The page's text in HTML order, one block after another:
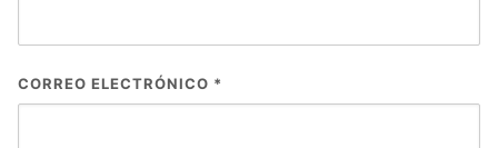
CORREO ELECTRÓNICO *